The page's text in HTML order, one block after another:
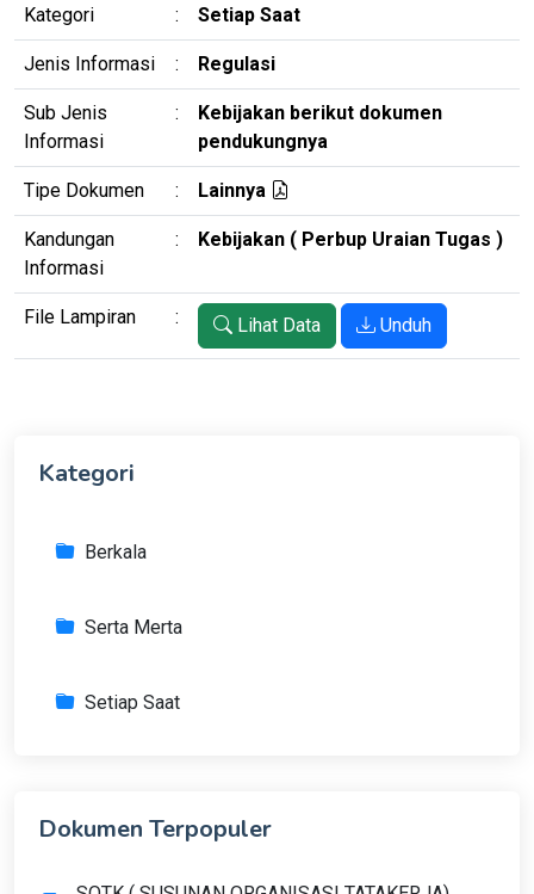
Kategori : Setiap Saat
Jenis Informasi : Regulasi
Sub Jenis
Informasi
:
Kebijakan berikut dokumen
pendukungnya
Tipe Dokumen : Lainnya
Kandungan
Informasi
: Kebijakan ( Perbup Uraian Tugas )
File Lampiran : Lihat Data Unduh
Kategori
Berkala
Serta Merta
Setiap Saat
Dokumen Terpopuler